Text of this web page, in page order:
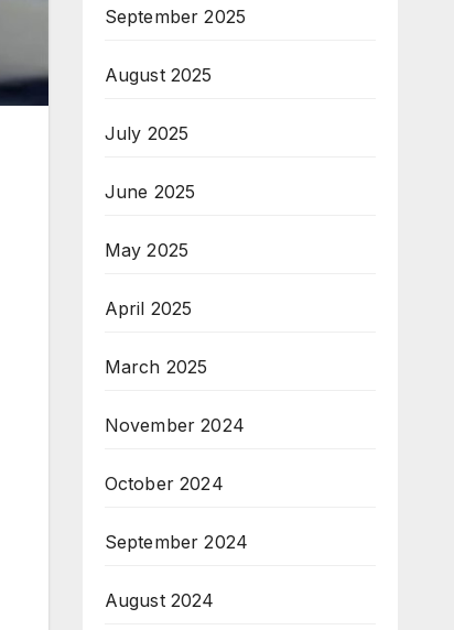
September 2025
August 2025
July 2025
June 2025
May 2025
April 2025
March 2025
November 2024
October 2024
September 2024
August 2024